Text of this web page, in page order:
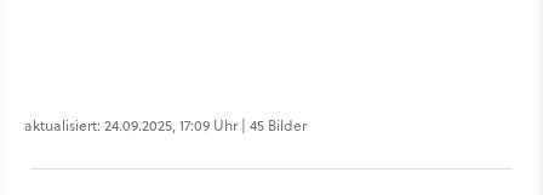
aktualisiert: 24.09.2025, 17:09 Uhr | 45 Bilder